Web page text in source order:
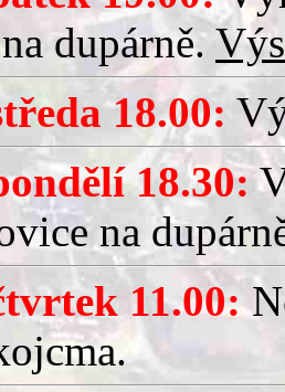
dupárně.
18.00:
18.30:
na
11.00: